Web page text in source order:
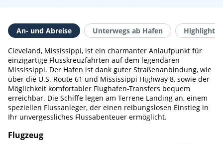
An- und Abreise Unterwegs ab Hafen Highlights
Cleveland, Mississippi, ist ein charmanter Anlaufpunkt für
einzigartige Flusskreuzfahrten auf dem legendären
Mississippi. Der Hafen ist dank guter Straßenanbindung, wie
über die U.S. Route 61 und Mississippi Highway 8, sowie der
Möglichkeit komfortabler Flughafen-Transfers bequem
erreichbar. Die Schiffe legen am Terrene Landing an, einem
speziellen Flussanleger, der einen reibungslosen Einstieg in
Ihr unvergessliches Flussabenteuer ermöglicht.
Flugzeug